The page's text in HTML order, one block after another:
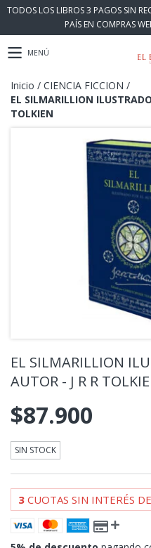
TODOS LOS LIBROS 3 PAGOS SIN
PAÍS EN COMPRAS
MENÚ
Inicio / CIENCIA FICCION /
EL SILMARILLION
TOLKIEN
EL SILMARILLION
AUTOR - J R R
$87.900
SIN STOCK
3 CUOTAS SIN INTERÉS DE